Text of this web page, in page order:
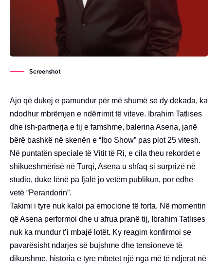
Screenshot
Ajo që dukej e pamundur për më shumë se dy dekada, ka
ndodhur mbrëmjen e ndërrimit të viteve. Ibrahim Tatlıses
dhe ish-partnerja e tij e famshme, balerina Asena, janë
bërë bashkë në skenën e “İbo Show” pas plot 25 vitesh.
Në puntatën speciale të Vitit të Ri, e cila theu rekordet e
shikueshmërisë në Turqi, Asena u shfaq si surprizë në
studio, duke lënë pa fjalë jo vetëm publikun, por edhe
vetë “Perandorin”.
Takimi i tyre nuk kaloi pa emocione të forta. Në momentin
që Asena performoi dhe u afrua pranë tij, Ibrahim Tatlıses
nuk ka mundur t’i mbajë lotët. Ky reagim konfirmoi se
pavarësisht ndarjes së bujshme dhe tensioneve të
dikurshme, historia e tyre mbetet një nga më të ndjerat në